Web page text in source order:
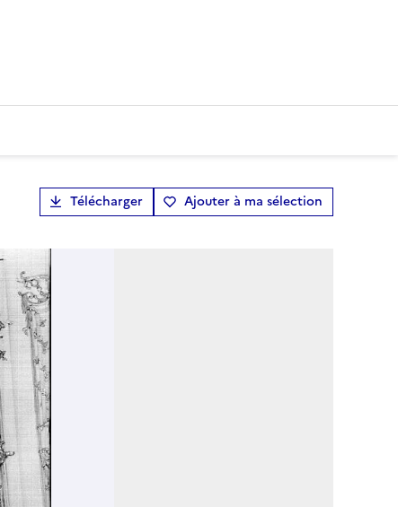
Télécharger Ajouter à ma sélection